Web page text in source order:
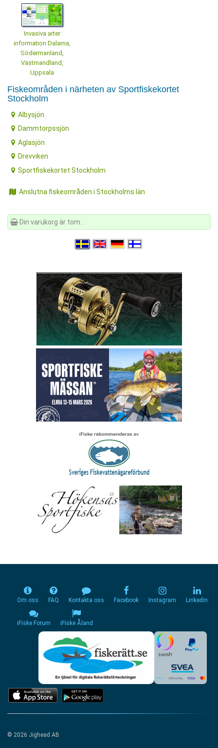
Invasiva arter
information Dalarna,
Södermanland,
Västmandland,
Uppsala
Fiskeområden i närheten av Sportfiskekortet
Stockholm
Albysjön
Dammtorpssjön
Aglasjön
Drevviken
Sportfiskekortet Stockholm
Anslutna fiskeområden i Stockholms län
Din varukorg är tom.
Om oss FAQ Kontakta oss Facebook Instagram Linkedin
iFiske Forum iFiske Åland
© 2026 Jighead AB